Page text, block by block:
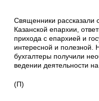
Священники рассказали
Казанской епархии,
прихода с епархией и
интересной и полезной.
бухгалтеры получили
ведении деятельности
(П)